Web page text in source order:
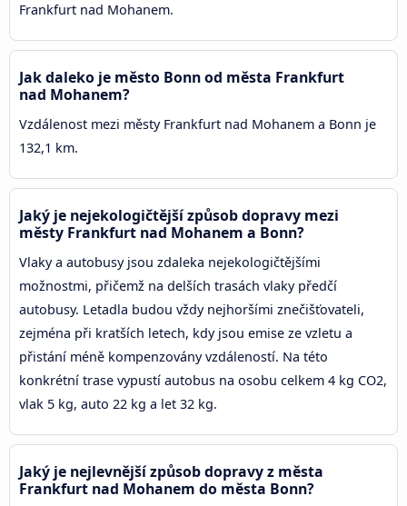
Frankfurt nad Mohanem.
Jak daleko je město Bonn od města Frankfurt
nad Mohanem?
Vzdálenost mezi městy Frankfurt nad Mohanem a Bonn je
132,1 km.
Jaký je nejekologičtější způsob dopravy mezi
městy Frankfurt nad Mohanem a Bonn?
Vlaky a autobusy jsou zdaleka nejekologičtějšími
možnostmi, přičemž na delších trasách vlaky předčí
autobusy. Letadla budou vždy nejhoršími znečišťovateli,
zejména při kratších letech, kdy jsou emise ze vzletu a
přistání méně kompenzovány vzdáleností. Na této
konkrétní trase vypustí autobus na osobu celkem 4 kg CO2,
vlak 5 kg, auto 22 kg a let 32 kg.
Jaký je nejlevnější způsob dopravy z města
Frankfurt nad Mohanem do města Bonn?